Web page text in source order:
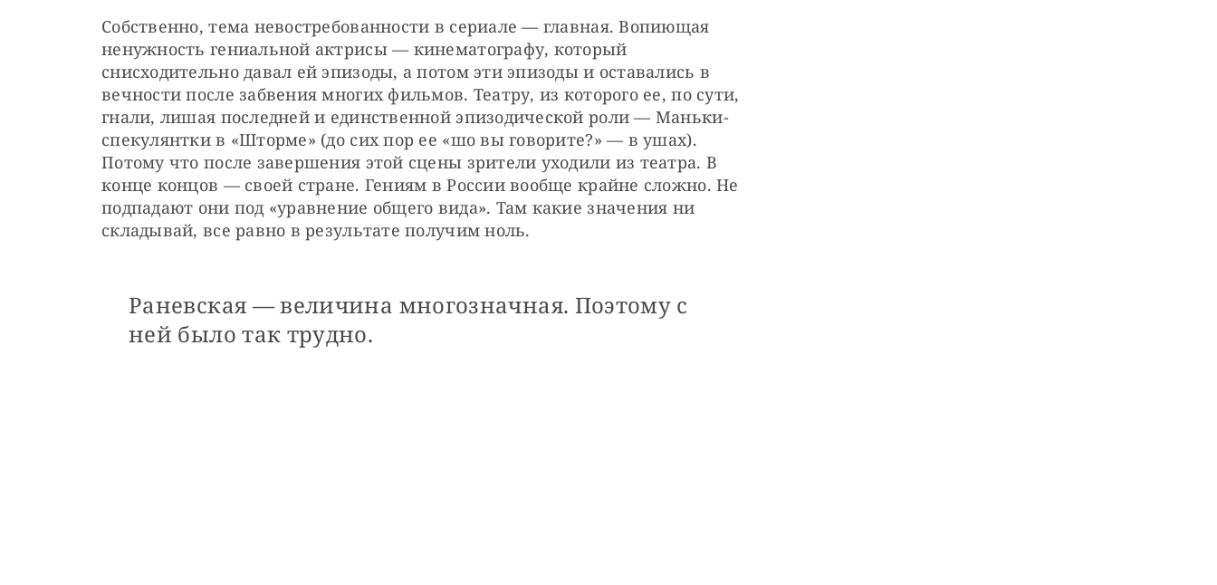
Собственно, тема невостребованности в сериале — главная. Вопиющая
ненужность гениальной актрисы — кинематографу, который
снисходительно давал ей эпизоды, а потом эти эпизоды и оставались в
вечности после забвения многих фильмов. Театру, из которого ее, по сути,
гнали, лишая последней и единственной эпизодической роли — Маньки-
спекулянтки в «Шторме» (до сих пор ее «шо вы говорите?» — в ушах).
Потому что после завершения этой сцены зрители уходили из театра. В
конце концов — своей стране. Гениям в России вообще крайне сложно. Не
подпадают они под «уравнение общего вида». Там какие значения ни
складывай, все равно в результате получим ноль.
Раневская — величина многозначная. Поэтому с
ней было так трудно.